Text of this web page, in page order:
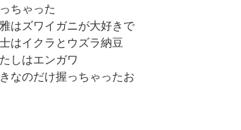
ちゃった
はズワイガニが大好きで
はイクラとウズラ納豆
しはエンガワ
なのだけ握っちゃったお